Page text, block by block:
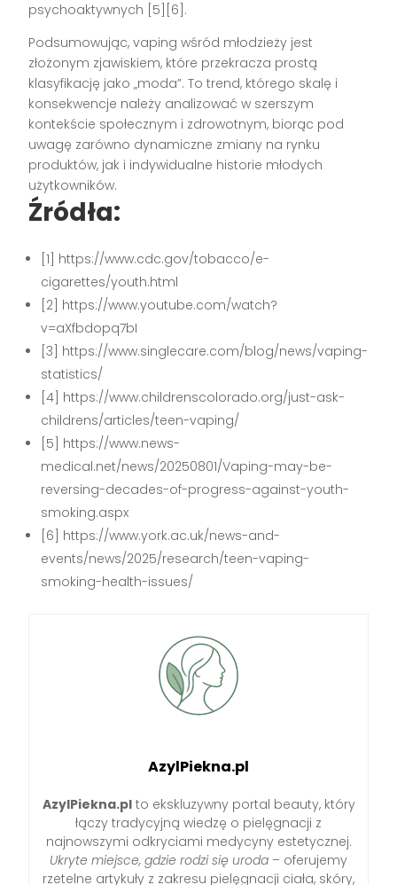
psychoaktywnych [5][6] .
Podsumowując, vaping wśród młodzieży jest
złożonym zjawiskiem, które przekracza prostą
klasyfikację jako „moda”. To trend, którego skalę i
konsekwencje należy analizować w szerszym
kontekście społecznym i zdrowotnym, biorąc pod
uwagę zarówno dynamiczne zmiany na rynku
produktów, jak i indywidualne historie młodych
użytkowników.
Źródła:
[1] https://www.cdc.gov/tobacco/e-
cigarettes/youth.html
[2] https://www.youtube.com/watch?
v=aXfbdopq7bI
[3] https://www.singlecare.com/blog/news/vaping-
statistics/
[4] https://www.childrenscolorado.org/just-ask-
childrens/articles/teen-vaping/
[5] https://www.news-
medical.net/news/20250801/Vaping-may-be-
reversing-decades-of-progress-against-youth-
smoking.aspx
[6] https://www.york.ac.uk/news-and-
events/news/2025/research/teen-vaping-
smoking-health-issues/
AzylPiekna.pl
AzylPiekna.plto ekskluzywny portal beauty, który
łączy tradycyjną wiedzę o pielęgnacji z
najnowszymi odkryciami medycyny estetycznej.
Ukryte miejsce, gdzie rodzi się uroda – oferujemy
rzetelne artykuły z zakresu pielęgnacji ciała, skóry,